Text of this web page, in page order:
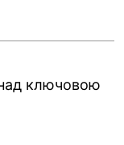
ключовою